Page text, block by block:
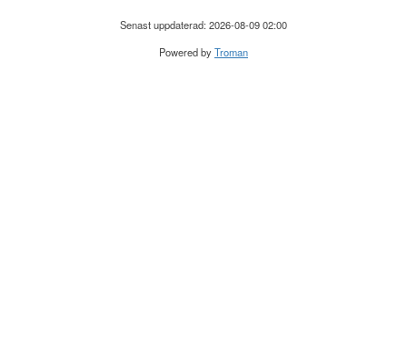
Senast uppdaterad: 2026-08-09 02:00
Powered byTroman